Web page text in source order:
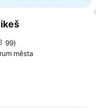
oblíbených
99
města